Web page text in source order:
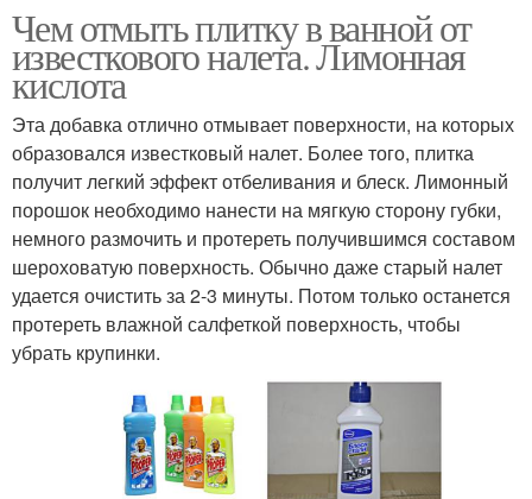
Чем отмыть плитку в ванной от
известкового налета. Лимонная
кислота
Эта добавка отлично отмывает поверхности, на которых
образовался известковый налет. Более того, плитка
получит легкий эффект отбеливания и блеск. Лимонный
порошок необходимо нанести на мягкую сторону губки,
немного размочить и протереть получившимся составом
шероховатую поверхность. Обычно даже старый налет
удается очистить за 2-3 минуты. Потом только останется
протереть влажной салфеткой поверхность, чтобы
убрать крупинки.